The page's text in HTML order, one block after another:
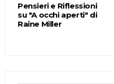
Pensieri e Riflessioni
su "A occhi aperti" di
Raine Miller